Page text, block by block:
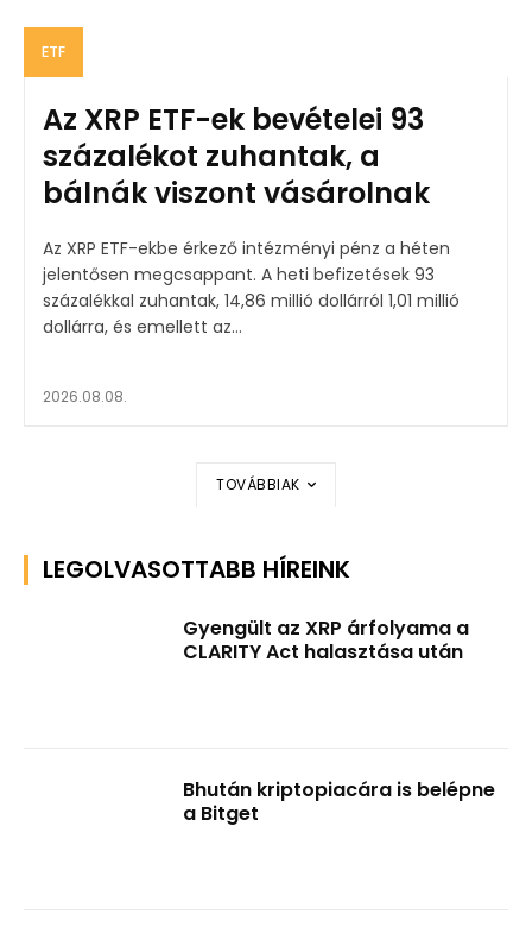
ETF
Az XRP ETF-ek bevételei 93
százalékot zuhantak, a
bálnák viszont vásárolnak
Az XRP ETF-ekbe érkező intézményi pénz a héten
jelentősen megcsappant. A heti befizetések 93
százalékkal zuhantak, 14,86 millió dollárról 1,01 millió
dollárra, és emellett az...
2026.08.08.
TOVÁBBIAK
LEGOLVASOTTABB HÍREINK
Gyengült az XRP árfolyama a
CLARITY Act halasztása után
Bhután kriptopiacára is belépne
a Bitget